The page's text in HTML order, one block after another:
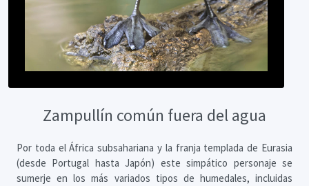
Zampullín común fuera del agua
Por toda el África subsahariana y la franja templada de Eurasia
(desde Portugal hasta Japón) este simpático personaje se
sumerje en los más variados tipos de humedales, incluidas